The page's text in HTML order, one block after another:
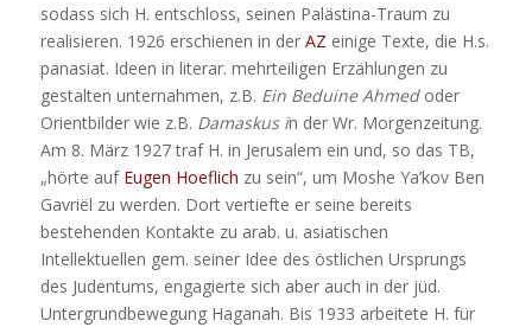
sodass sich H. entschloss, seinen Palästina-Traum zu
realisieren. 1926 erschienen in der AZ einige Texte, die H.s.
panasiat. Ideen in literar. mehrteiligen Erzählungen zu
gestalten unternahmen, z.B. Ein Beduine Ahmedoder
Orientbilder wie z.B. Damaskus in der Wr. Morgenzeitung.
Am 8. März 1927 traf H. in Jerusalem ein und, so das TB,
„hörte auf Eugen Hoeflich zu sein“, um Moshe Ya’kov Ben
Gavriël zu werden. Dort vertiefte er seine bereits
bestehenden Kontakte zu arab. u. asiatischen
Intellektuellen gem. seiner Idee des östlichen Ursprungs
des Judentums, engagierte sich aber auch in der jüd.
Untergrundbewegung Haganah. Bis 1933 arbeitete H. für